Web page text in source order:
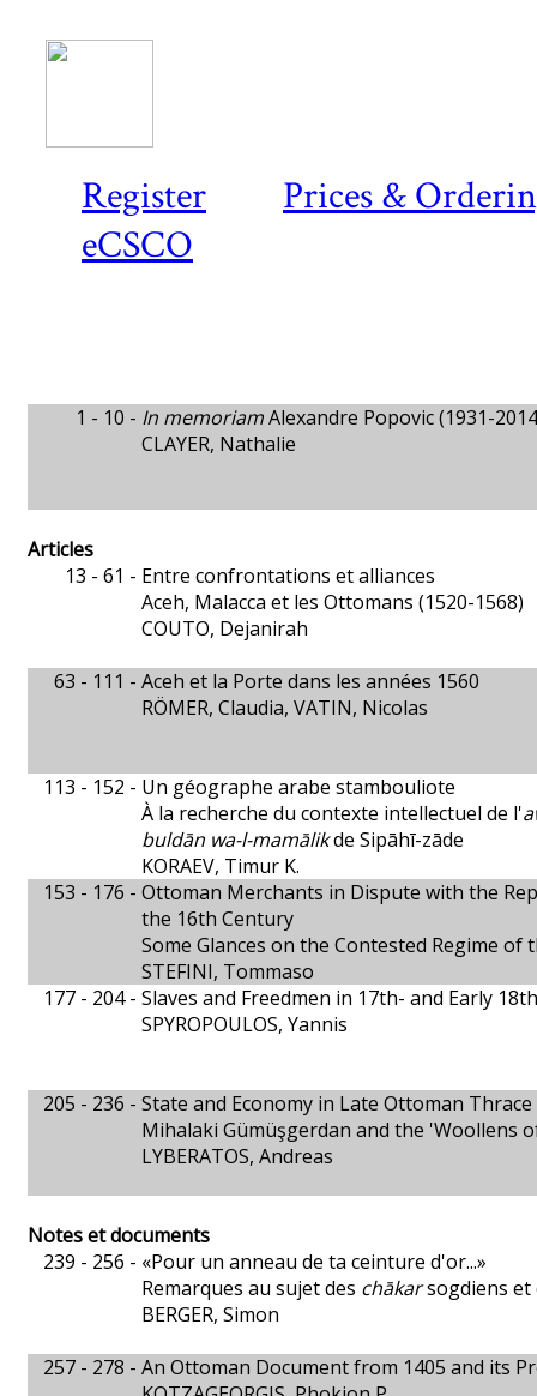
Register
Prices &
eCSCO
1 - 10 - In memoriamAlexandre Popovic (1931-
CLAYER, Nathalie
Articles
13 - 61 - Entre confrontations et alliances
Aceh, Malacca et les Ottomans (1520-1568)
COUTO, Dejanirah
63 - 111 - Aceh et la Porte dans les années 1560
RÖMER, Claudia, VATIN, Nicolas
113 - 152 - Un géographe arabe stambouliote
À la recherche du contexte intellectuel de l'
buldān wa-l-mamālikde Sipāhī-zāde
KORAEV, Timur K.
153 - 176 - Ottoman Merchants in Dispute with the
the 16th Century
Some Glances on the Contested Regime of
STEFINI, Tommaso
177 - 204 - Slaves and Freedmen in 17th- and Early
SPYROPOULOS, Yannis
205 - 236 - State and Economy in Late Ottoman Thrace
Mihalaki Gümüşgerdan and the 'Woollens
LYBERATOS, Andreas
Notes et documents
239 - 256 - «Pour un anneau de ta ceinture d'or...»
Remarques au sujet des chākarsogdiens et
BERGER, Simon
257 - 278 - An Ottoman Document from 1405 and its